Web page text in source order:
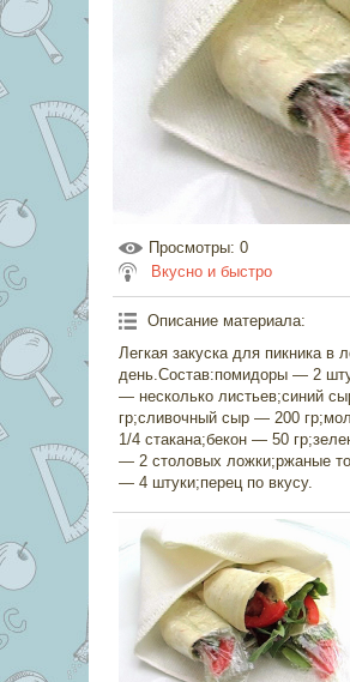
Просмотры: 0
Вкусно и быстро
Описание материала:
Легкая закуска для пикника в
день.Состав:помидоры — 2
— несколько листьев;синий
гр;сливочный сыр — 200
1/4 стакана;бекон — 50
— 2 столовых ложки;ржаные
— 4 штуки;перец по вкусу.